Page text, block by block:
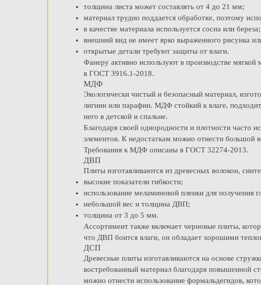
толщина листа может составлять от 4 до 21 мм;
материал трудно поддается обработке, поэтому
в качестве материала используется сосна или береза;
внешний вид не имеет ярко выраженного рисунка
открытые детали требуют защиты от влаги.
Фанеру активно используют в производстве
в ГОСТ 3916.1-2018.
МДФ
Экологически чистый и безопасный материал,
лигнин или парафин. МДФ стойкий к влаге,
него в детской и спальне.
Благодаря своей однородности и плотности часто
элементов. К недостаткам можно отнести большой
Требования к МДФ описаны в ГОСТ 32274-2013.
ДВП
Плиты изготавливаются из древесных волокон,
высокие показатели гибкости;
использование меламиновой пленки для получения
небольшой вес и толщина ДВП;
толщина от 3 до 5 мм.
Ассортимент также включает черновые плиты,
что ДВП боится влаги, он обладает хорошими
ДСП
Древесные плиты изготавливаются на основе
востребованный материал благодаря повышенной
можно отнести использование формальдегидов,